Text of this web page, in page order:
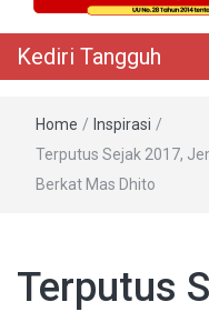
Kediri Tangguh
Home / Inspirasi /
Terputus Sejak 2017,
Berkat Mas Dhito
Terputus